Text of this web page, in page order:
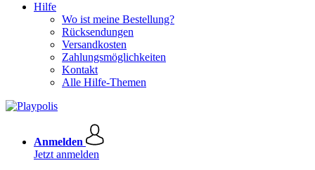
Hilfe
Wo ist meine Bestellung?
Rücksendungen
Versandkosten
Zahlungsmöglichkeiten
Kontakt
Alle Hilfe-Themen
Anmelden
Jetzt anmelden